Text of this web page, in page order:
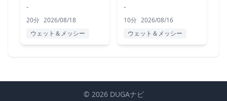
-
20分 2026/08/18
ウェット＆メッシー
-
10分 2026/08/16
ウェット＆メッシー
© 2026 DUGAナビ